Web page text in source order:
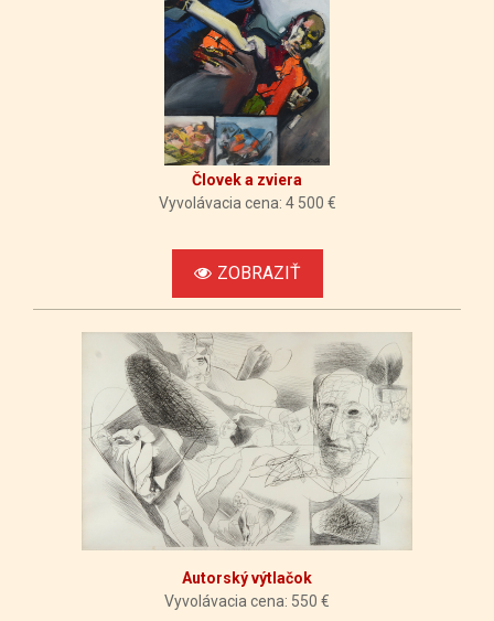
2026-
06-06
10:23:51
2026-
06-06
10:23:48
2026-
10:23:46
36684
2026-
06-06
10:23:43
3 500 €
35747
2026-
06-06
10:23:40
3 300 €
2026-
06-06
10:23:38
3 100 €
Človek a zviera
Vyvolávacia cena: 4 500 €
ZOBRAZIŤ
Autorský výtlačok
Vyvolávacia cena: 550 €